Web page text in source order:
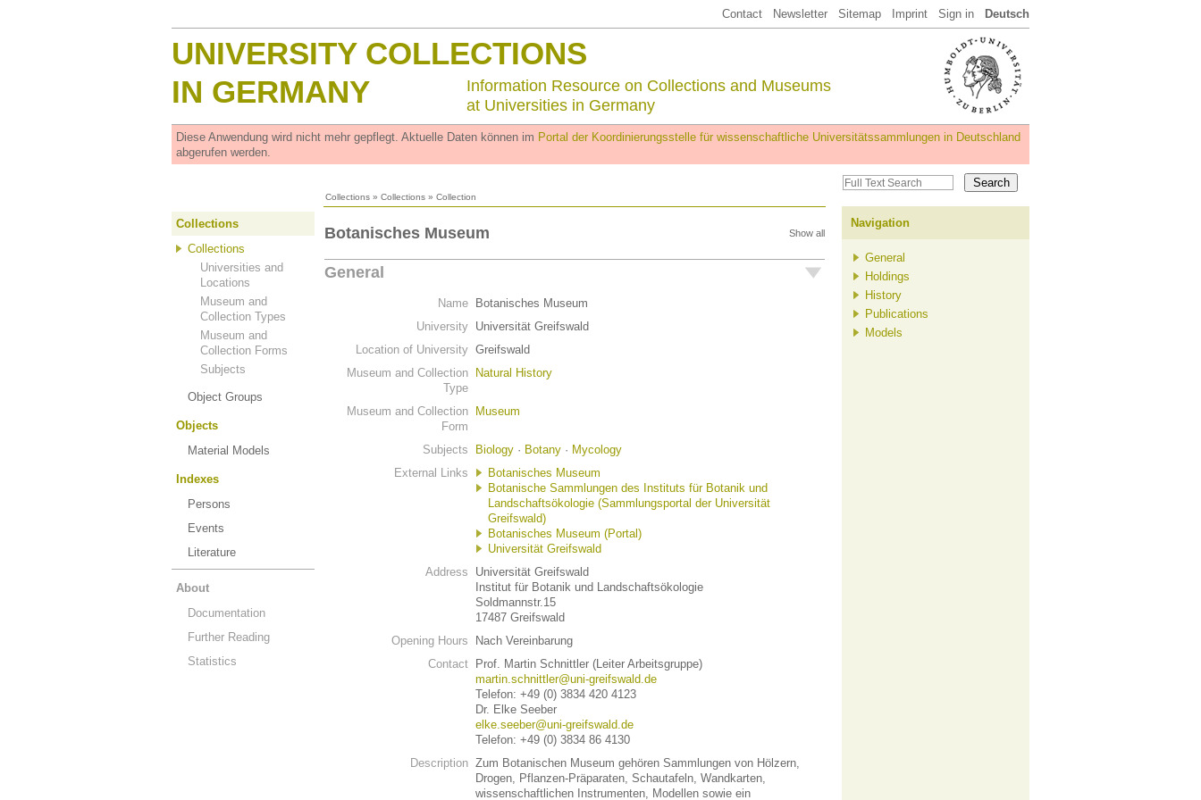
Contact Newsletter Sitemap Imprint Sign in Deutsch
UNIVERSITY COLLECTIONS
IN GERMANY
Information Resource on Collections and Museums
at Universities in Germany
Diese Anwendung wird nicht mehr gepflegt. Aktuelle Daten können im Portal der Koordinierungsstelle für wissenschaftliche Universitätssammlungen in Deutschland
abgerufen werden.
Collections » Collections » Collection
Collections
Collections
Universities and
Locations
Museum and
Collection Types
Museum and
Collection Forms
Subjects
Object Groups
Objects
Material Models
Indexes
Persons
Events
Literature
About
Documentation
Further Reading
Statistics
Show all
Botanisches Museum
General
Name
Botanisches Museum
University Universität Greifswald
Location of University Greifswald
Museum and Collection
Type
Natural History
Museum and Collection
Form
Museum
Subjects Biology · Botany · Mycology
External Links
Botanisches Museum
Botanische Sammlungen des Instituts für Botanik und
Landschaftsökologie (Sammlungsportal der Universität
Greifswald)
Botanisches Museum (Portal)
Universität Greifswald
Address
Universität Greifswald
Institut für Botanik und Landschaftsökologie
Soldmannstr.15
17487 Greifswald
Opening Hours
Nach Vereinbarung
Contact
Prof. Martin Schnittler (Leiter Arbeitsgruppe)
martin.schnittler@uni-greifswald.de
Telefon: +49 (0) 3834 420 4123
Dr. Elke Seeber
elke.seeber@uni-greifswald.de
Telefon: +49 (0) 3834 86 4130
Description Zum Botanischen Museum gehören Sammlungen von Hölzern,
Drogen, Pflanzen-Präparaten, Schautafeln, Wandkarten,
wissenschaftlichen Instrumenten, Modellen sowie ein
Navigation
General
Holdings
History
Publications
Models